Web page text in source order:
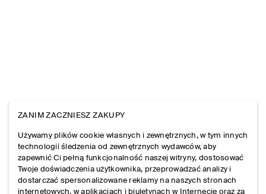
ZANIM ZACZNIESZ ZAKUPY
Używamy plików cookie własnych i zewnętrznych, w tym innych
technologii śledzenia od zewnętrznych wydawców, aby
zapewnić Ci pełną funkcjonalność naszej witryny, dostosować
Twoje doświadczenia użytkownika, przeprowadzać analizy i
dostarczać spersonalizowane reklamy na naszych stronach
internetowych, w aplikacjach i biuletynach w Internecie oraz za